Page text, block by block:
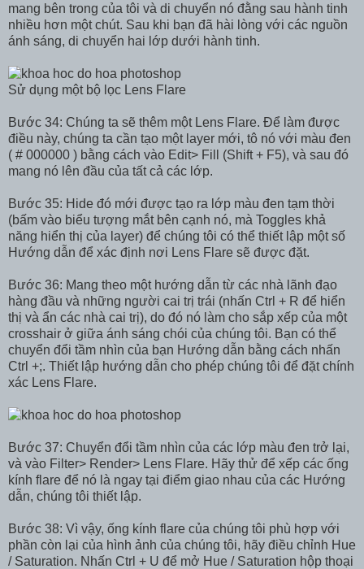
mang bên trong của tôi và di chuyển nó đằng sau hành tinh
nhiều hơn một chút. Sau khi bạn đã hài lòng với các nguồn
ánh sáng, di chuyển hai lớp dưới hành tinh.
Sử dụng một bộ lọc Lens Flare
Bước 34: Chúng ta sẽ thêm một Lens Flare. Để làm được
điều này, chúng ta cần tạo một layer mới, tô nó với màu đen
( # 000000 ) bằng cách vào Edit> Fill (Shift + F5), và sau đó
mang nó lên đầu của tất cả các lớp.
Bước 35: Hide đó mới được tạo ra lớp màu đen tạm thời
(bấm vào biểu tượng mắt bên cạnh nó, mà Toggles khả
năng hiển thị của layer) để chúng tôi có thể thiết lập một số
Hướng dẫn để xác định nơi Lens Flare sẽ được đặt.
Bước 36: Mang theo một hướng dẫn từ các nhà lãnh đạo
hàng đầu và những người cai trị trái (nhấn Ctrl + R để hiển
thị và ẩn các nhà cai trị), do đó nó làm cho sắp xếp của một
crosshair ở giữa ánh sáng chói của chúng tôi. Bạn có thể
chuyển đổi tầm nhìn của bạn Hướng dẫn bằng cách nhấn
Ctrl +;. Thiết lập hướng dẫn cho phép chúng tôi để đặt chính
xác Lens Flare.
Bước 37: Chuyển đổi tầm nhìn của các lớp màu đen trở lại,
và vào Filter> Render> Lens Flare. Hãy thử để xếp các ống
kính flare để nó là ngay tại điểm giao nhau của các Hướng
dẫn, chúng tôi thiết lập.
Bước 38: Vì vậy, ống kính flare của chúng tôi phù hợp với
phần còn lại của hình ảnh của chúng tôi, hãy điều chỉnh Hue
/ Saturation. Nhấn Ctrl + U để mở Hue / Saturation hộp thoại